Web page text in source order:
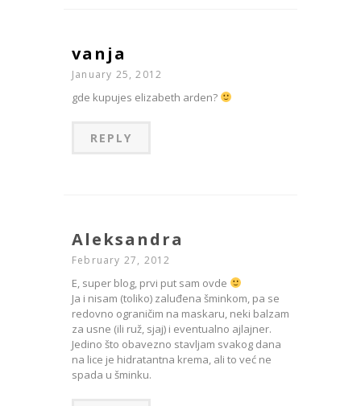
vanja
January 25, 2012
gde kupujes elizabeth arden?
REPLY
Aleksandra
February 27, 2012
E, super blog, prvi put sam ovde
Ja i nisam (toliko) zaluđena šminkom, pa se
redovno ograničim na maskaru, neki balzam
za usne (ili ruž, sjaj) i eventualno ajlajner.
Jedino što obavezno stavljam svakog dana
na lice je hidratantna krema, ali to već ne
spada u šminku.